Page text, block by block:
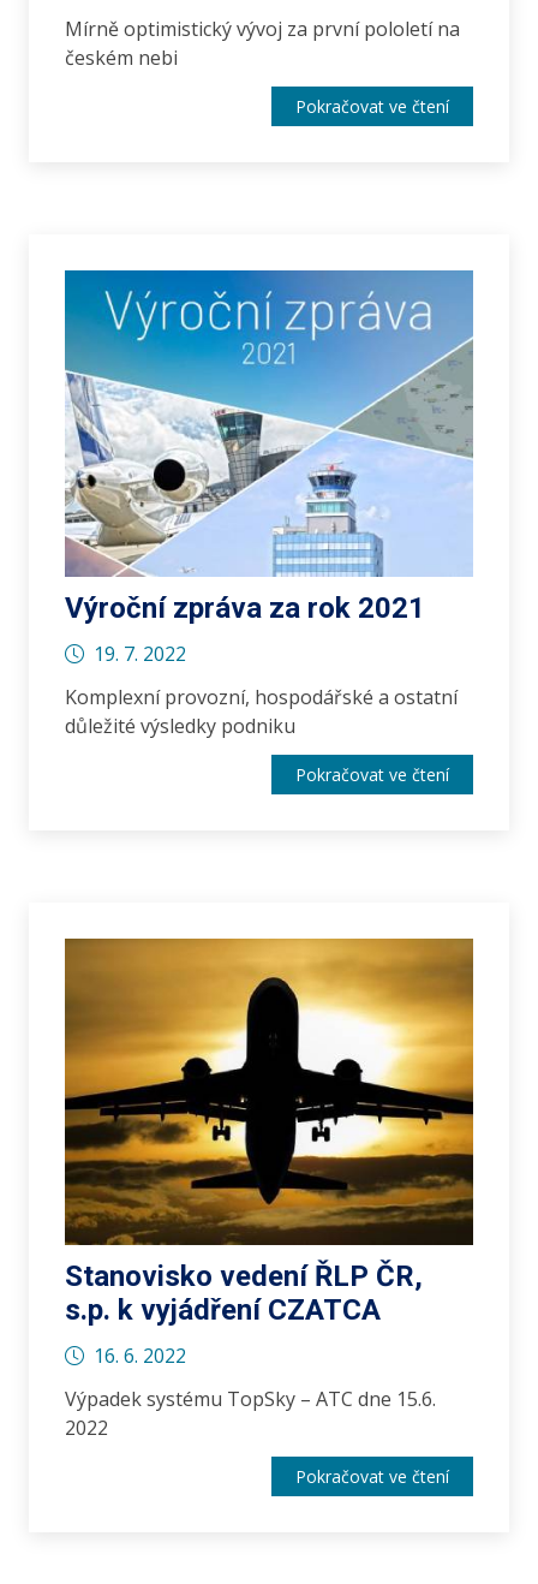
Mírně optimistický vývoj za první pololetí na
českém nebi
Pokračovat ve čtení
Výroční zpráva za rok 2021
19. 7. 2022
Komplexní provozní, hospodářské a ostatní
důležité výsledky podniku
Pokračovat ve čtení
Stanovisko vedení ŘLP ČR,
s.p. k vyjádření CZATCA
16. 6. 2022
Výpadek systému TopSky – ATC dne 15.6.
2022
Pokračovat ve čtení